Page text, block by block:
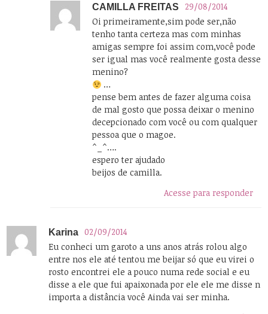
CAMILLA FREITAS
29/08/2014
Oi primeiramente,sim pode ser,não
tenho tanta certeza mas com minhas
amigas sempre foi assim com,você pode
ser igual mas você realmente gosta desse
menino?
…
pense bem antes de fazer alguma coisa
de mal gosto que possa deixar o menino
decepcionado com você ou com qualquer
pessoa que o magoe.
^_^….
espero ter ajudado
beijos de camilla.
Acesse para responder
Karina
02/09/2014
Eu conheci um garoto a uns anos atrás rolou algo
entre nos ele até tentou me beijar só que eu virei o
rosto encontrei ele a pouco numa rede social e eu
disse a ele que fui apaixonada por ele ele me disse n
importa a distância você Ainda vai ser minha.